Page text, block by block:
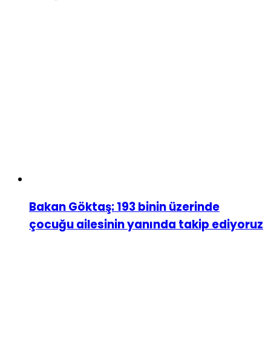
Bakan Göktaş: 193 binin üzerinde
çocuğu ailesinin yanında takip ediyoruz